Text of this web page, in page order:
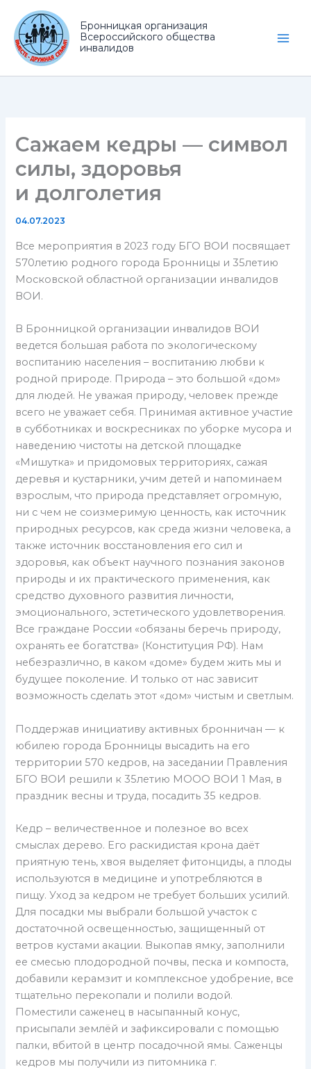
Перейти
содержимому
Бронницкая организация
Всероссийского общества
инвалидов
Сажаем кедры — символ
силы, здоровья
и долголетия
04.07.2023
Все мероприятия в 2023 году БГО ВОИ посвящает
570летию родного города Бронницы и 35летию
Московской областной организации инвалидов
ВОИ.
В Бронницкой организации инвалидов ВОИ
ведется большая работа по экологическому
воспитанию населения – воспитанию любви к
родной природе. Природа – это большой «дом»
для людей. Не уважая природу, человек прежде
всего не уважает себя. Принимая активное участие
в субботниках и воскресниках по уборке мусора и
наведению чистоты на детской площадке
«Мишутка» и придомовых территориях, сажая
деревья и кустарники, учим детей и напоминаем
взрослым, что природа представляет огромную,
ни с чем не соизмеримую ценность, как источник
природных ресурсов, как среда жизни человека, а
также источник восстановления его сил и
здоровья, как объект научного познания законов
природы и их практического применения, как
средство духовного развития личности,
эмоционального, эстетического удовлетворения.
Все граждане России «обязаны беречь природу,
охранять ее богатства» (Конституция РФ). Нам
небезразлично, в каком «доме» будем жить мы и
будущее поколение. И только от нас зависит
возможность сделать этот «дом» чистым и светлым.
Поддержав инициативу активных бронничан — к
юбилею города Бронницы высадить на его
территории 570 кедров, на заседании Правления
БГО ВОИ решили к 35летию МООО ВОИ 1 Мая, в
праздник весны и труда, посадить 35 кедров.
Кедр – величественное и полезное во всех
смыслах дерево. Его раскидистая крона даёт
приятную тень, хвоя выделяет фитонциды, а плоды
используются в медицине и употребляются в
пищу. Уход за кедром не требует больших усилий.
Для посадки мы выбрали большой участок с
достаточной освещенностью, защищенный от
ветров кустами акации. Выкопав ямку, заполнили
ее смесью плодородной почвы, песка и компоста,
добавили керамзит и комплексное удобрение, все
тщательно перекопали и полили водой.
Поместили саженец в насыпанный конус,
присыпали землёй и зафиксировали с помощью
палки, вбитой в центр посадочной ямы. Саженцы
кедров мы получили из питомника г.